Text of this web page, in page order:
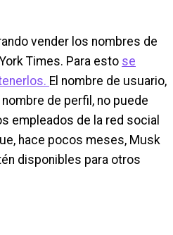
vender los nombres de
Times. Para esto se
El nombre de usuario,
de perfil, no puede
empleados de la red social
hace pocos meses, Musk
disponibles para otros